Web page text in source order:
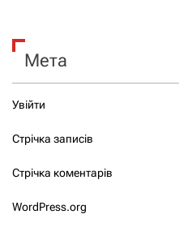
Мета
Увійти
Стрічка записів
Стрічка коментарів
WordPress.org